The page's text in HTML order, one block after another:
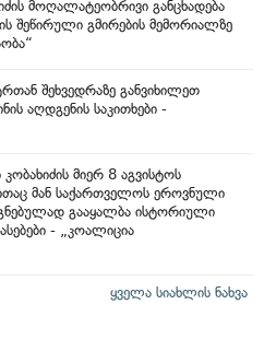
მოღალატეობრივი განცხადება
შეწირული გმირების მემორიალზე
შეხვედრაზე განვიხილეთ
აღდგენის საკითხები -
მიერ 8 აგვისტოს
მან საქართველოს ეროვნული
გააყალბა ისტორიული
- „კოალიცია
ყველა სიახლის ნახვა